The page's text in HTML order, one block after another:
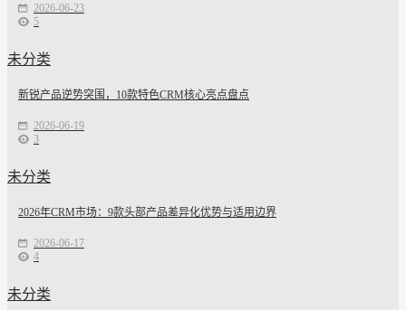
2026-06-23
5
未分类
新锐产品逆势突围，10款特色CRM核心亮点盘点
2026-06-19
3
未分类
2026年CRM市场：9款头部产品差异化优势与适用边界
2026-06-17
4
未分类